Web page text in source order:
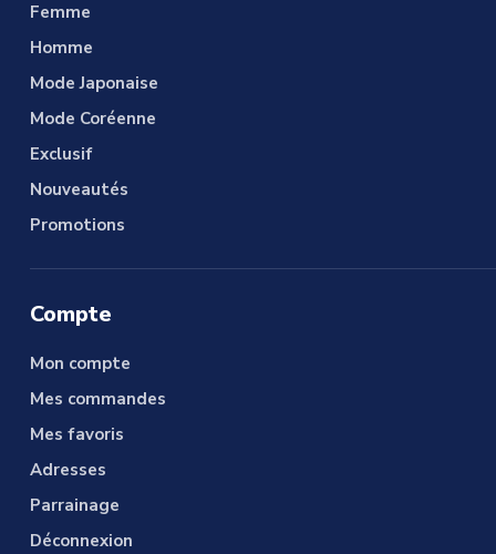
Femme
Homme
Mode Japonaise
Mode Coréenne
Exclusif
Nouveautés
Promotions
Compte
Mon compte
Mes commandes
Mes favoris
Adresses
Parrainage
Déconnexion